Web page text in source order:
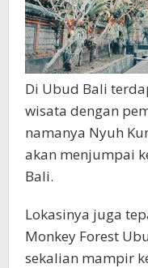
Di Ubud Bali
wisata dengan
namanya Nyuh
akan menjumpai
Bali.
Lokasinya juga
Monkey Forest
sekalian mampir